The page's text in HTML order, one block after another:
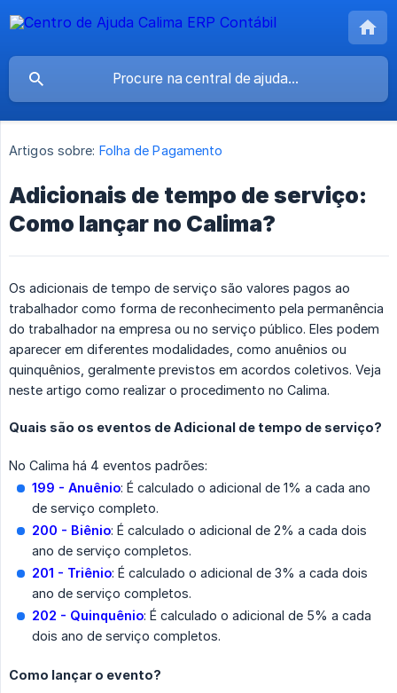
Artigos sobre: Folha de Pagamento
Adicionais de tempo de serviço:
Como lançar no Calima?
Os adicionais de tempo de serviço são valores pagos ao
trabalhador como forma de reconhecimento pela permanência
do trabalhador na empresa ou no serviço público. Eles podem
aparecer em diferentes modalidades, como anuênios ou
quinquênios, geralmente previstos em acordos coletivos. Veja
neste artigo como realizar o procedimento no Calima.
Quais são os eventos de Adicional de tempo de serviço?
No Calima há 4 eventos padrões:
199 - Anuênio: É calculado o adicional de 1% a cada ano
de serviço completo.
200 - Biênio: É calculado o adicional de 2% a cada dois
ano de serviço completos.
201 - Triênio: É calculado o adicional de 3% a cada dois
ano de serviço completos.
202 - Quinquênio: É calculado o adicional de 5% a cada
dois ano de serviço completos.
Como lançar o evento?